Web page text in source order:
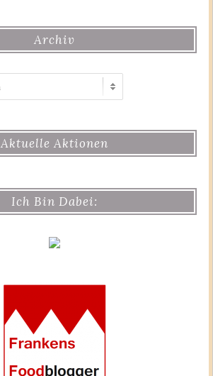
Archiv
Aktuelle Aktionen
Ich Bin Dabei: